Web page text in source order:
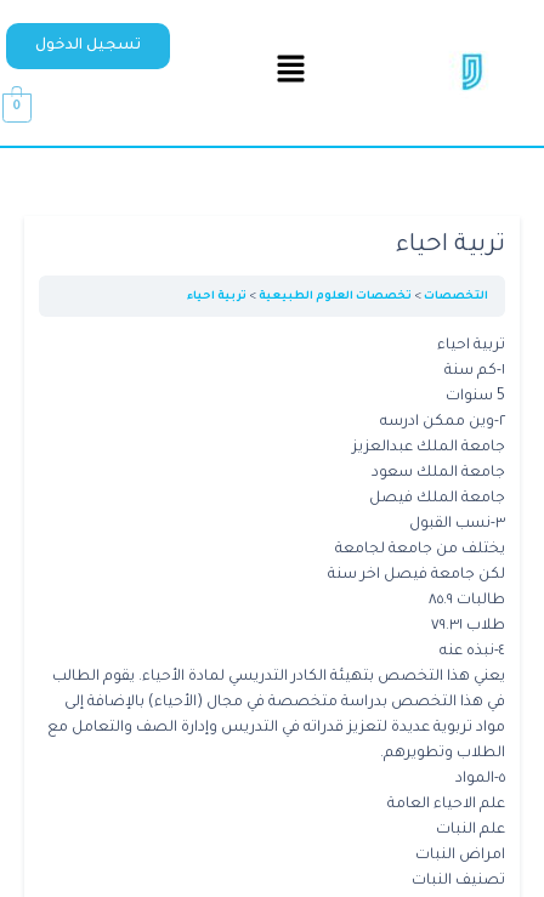
تسجيل الدخول
0
تربية احياء
التخصصات تخصصات العلوم الطبيعية تربية احياء
تربية احياء
١-كم سنة
5 سنوات
٢-وين ممكن ادرسه
جامعة الملك عبدالعزيز
جامعة الملك سعود
جامعة الملك فيصل
٣-نسب القبول
يختلف من جامعة لجامعة
لكن جامعة فيصل اخر سنة
طالبات ٨٥.٩
طلاب ٧٩.٣١
٤-نبذه عنه
يعني هذا التخصص بتهيئة الكادر التدريسي لمادة الأحياء. يقوم الطالب
في هذا التخصص بدراسة متخصصة في مجال (الأحياء) بالإضافة إلى
مواد تربوية عديدة لتعزيز قدراته في التدريس وإدارة الصف والتعامل مع
الطلاب وتطويرهم.
٥-المواد
علم الاحياء العامة
علم النبات
امراض النبات
تصنيف النبات